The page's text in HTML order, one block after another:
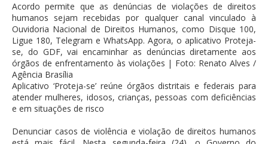
Acordo permite que as denúncias de violações de direitos
humanos sejam recebidas por qualquer canal vinculado à
Ouvidoria Nacional de Direitos Humanos, como Disque 100,
Ligue 180, Telegram e WhatsApp. Agora, o aplicativo Proteja-
se, do GDF, vai encaminhar as denúncias diretamente aos
órgãos de enfrentamento às violações | Foto: Renato Alves /
Agência Brasília
Aplicativo ‘Proteja-se’ reúne órgãos distritais e federais para
atender mulheres, idosos, crianças, pessoas com deficiências
e em situações de risco
Denunciar casos de violência e violação de direitos humanos